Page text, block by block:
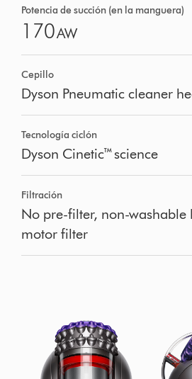
Potencia de succión (en la manguera)
170AW
Cepillo
Dyson Pneumatic cleaner
Tecnología ciclón
Dyson Cinetic™ science
Filtración
No pre-filter, non-washable
motor filter